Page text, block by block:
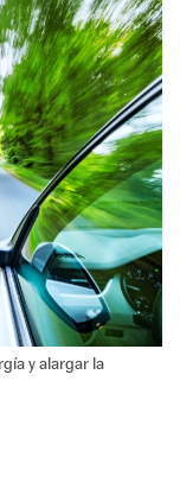
y alargar la